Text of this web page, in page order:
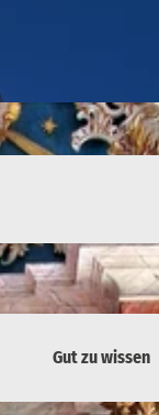
Gut zu wissen